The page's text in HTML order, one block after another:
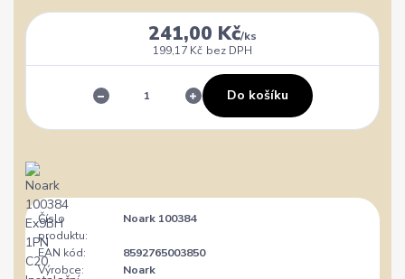
241,00 Kč/ks
199,17 Kč bez DPH
Do košíku
Číslo
produktu:
Noark 100384
EAN kód:
8592765003850
Výrobce:
Noark